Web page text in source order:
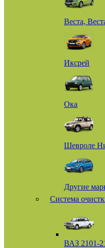
Веста,
Иксрей
Ока
Шевроле
Другие
Система
ВАЗ 2101-